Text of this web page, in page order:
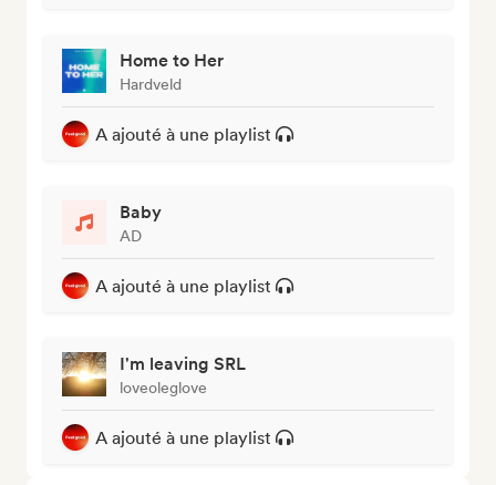
Home to Her
Hardveld
A ajouté à une playlist
Baby
AD
A ajouté à une playlist
I'm leaving SRL
loveoleglove
A ajouté à une playlist